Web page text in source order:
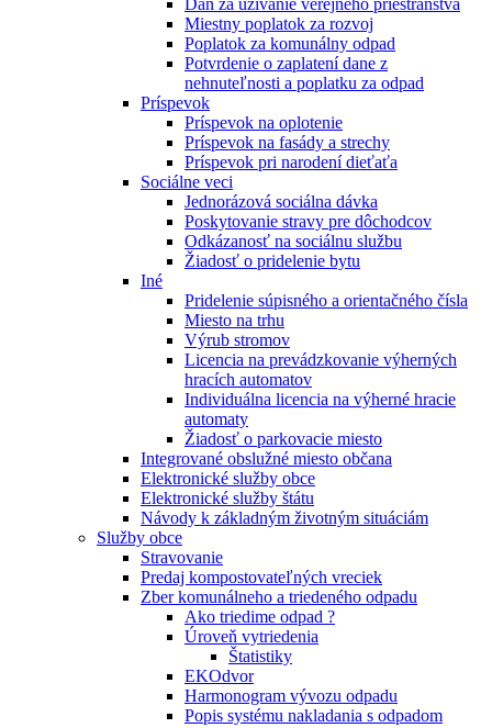
Daň za užívanie verejného priestranstva
Miestny poplatok za rozvoj
Poplatok za komunálny odpad
Potvrdenie o zaplatení dane z
nehnuteľnosti a poplatku za odpad
Príspevok
Príspevok na oplotenie
Príspevok na fasády a strechy
Príspevok pri narodení dieťaťa
Sociálne veci
Jednorázová sociálna dávka
Poskytovanie stravy pre dôchodcov
Odkázanosť na sociálnu službu
Žiadosť o pridelenie bytu
Iné
Pridelenie súpisného a orientačného čísla
Miesto na trhu
Výrub stromov
Licencia na prevádzkovanie výherných
hracích automatov
Individuálna licencia na výherné hracie
automaty
Žiadosť o parkovacie miesto
Integrované obslužné miesto občana
Elektronické služby obce
Elektronické služby štátu
Návody k základným životným situáciám
Služby obce
Stravovanie
Predaj kompostovateľných vreciek
Zber komunálneho a triedeného odpadu
Ako triedime odpad ?
Úroveň vytriedenia
Štatistiky
EKOdvor
Harmonogram vývozu odpadu
Popis systému nakladania s odpadom